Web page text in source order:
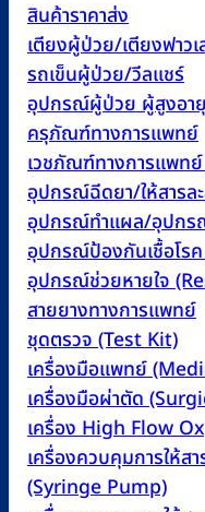
สินค้าราคาส่ง
เตียงผู้ป่วย/เตียงฟาวเ
รถเข็นผู้ป่วย/วีลแชร์
อุปกรณ์ผู้ป่วย ผู้สูงอา
ครุภัณฑ์ทางการแพทย์
เวชภัณฑ์ทางการแพท
อุปกรณ์ฉีดยา/ให้สารล
อุปกรณ์ทำแผล/อุปกร
อุปกรณ์ป้องกันเชื้อโร
อุปกรณ์ช่วยหายใจ
สายยางทางการแพทย์
ชุดตรวจ (Test Kit)
เครื่องมือแพทย์
เครื่องมือผ่าตัด
เครื่อง High Flow
เครื่องควบคุมการให้ส
(Syringe Pump)